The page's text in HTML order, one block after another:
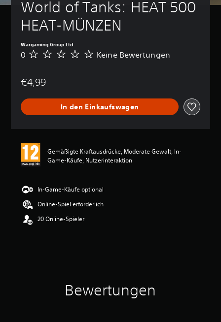
World of Tanks: HEAT 500
HEAT-MÜNZEN
Wargaming Group Ltd
K
n
B
e
w
t
n
n
0 Keine Bewertungen
€4,99
In den Einkaufswagen
Gemäßigte Kraftausdrücke, Moderate Gewalt, In-
Game-Käufe, Nutzerinteraktion
In-Game-Käufe optional
Online-Spiel erforderlich
20 Online-Spieler
Bewertungen